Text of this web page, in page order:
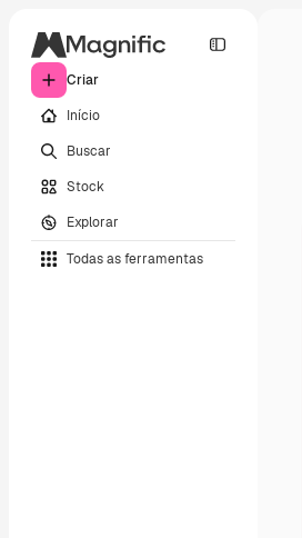
Criar
Início
Buscar
Stock
Explorar
Todas as ferramentas